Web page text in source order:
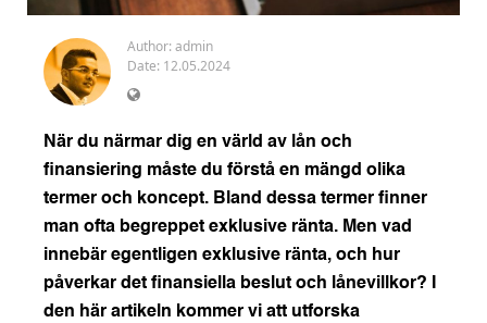
Author: admin
Date: 12.05.2024
När du närmar dig en värld av lån och
finansiering måste du förstå en mängd olika
termer och koncept. Bland dessa termer finner
man ofta begreppet exklusive ränta. Men vad
innebär egentligen exklusive ränta, och hur
påverkar det finansiella beslut och lånevillkor? I
den här artikeln kommer vi att utforska